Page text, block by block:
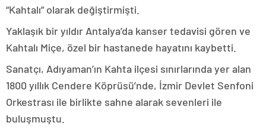
“Kahtalı” olarak değiştirmişti.
Yaklaşık bir yıldır Antalya’da kanser tedavisi gören ve
Kahtalı Miçe, özel bir hastanede hayatını kaybetti.
Sanatçı, Adıyaman’ın Kahta ilçesi sınırlarında yer alan
1800 yıllık Cendere Köprüsü’nde, İzmir Devlet Senfoni
Orkestrası ile birlikte sahne alarak sevenleri ile
buluşmuştu.